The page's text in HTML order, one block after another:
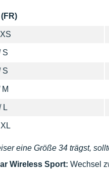
S
S
M
L
eine Größe 34 trägst,
Wireless Sport: Wechsel